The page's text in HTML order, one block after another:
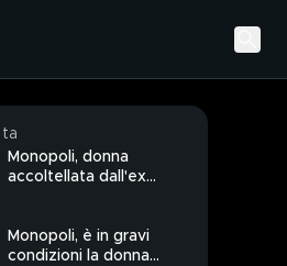
Monopoli, donna
accoltellata dall'ex
Monopoli, è in gravi
condizioni la donna